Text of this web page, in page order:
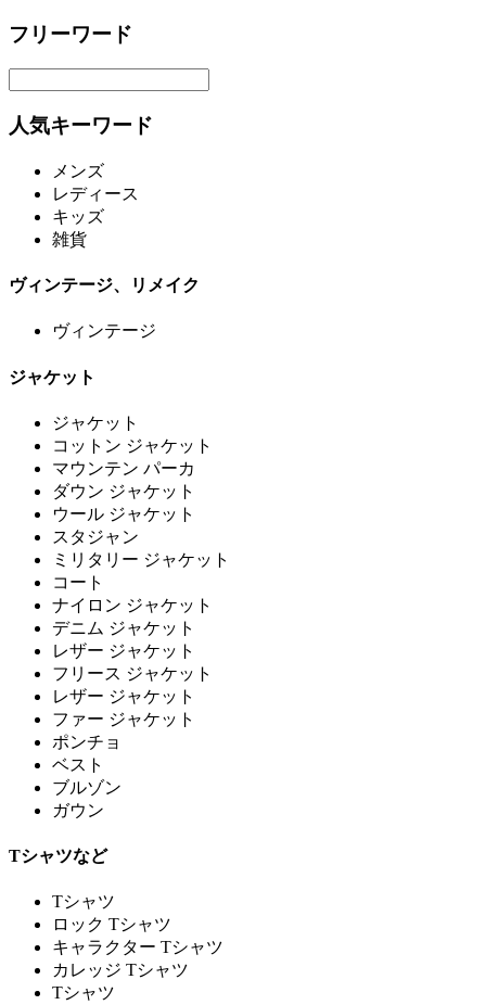
フリーワード
人気キーワード
メンズ
レディース
キッズ
雑貨
ヴィンテージ、リメイク
ヴィンテージ
ジャケット
ジャケット
コットン ジャケット
マウンテン パーカ
ダウン ジャケット
ウール ジャケット
スタジャン
ミリタリー ジャケット
コート
ナイロン ジャケット
デニム ジャケット
レザー ジャケット
フリース ジャケット
レザー ジャケット
ファー ジャケット
ポンチョ
ベスト
ブルゾン
ガウン
Tシャツなど
Tシャツ
ロック Tシャツ
キャラクター Tシャツ
カレッジ Tシャツ
Tシャツ